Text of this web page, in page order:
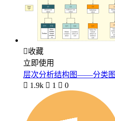
收藏
立即使用
层次分析结构图——分类图
 1.9k  1  0